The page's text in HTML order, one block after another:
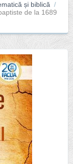
și biblică /
de la 1689